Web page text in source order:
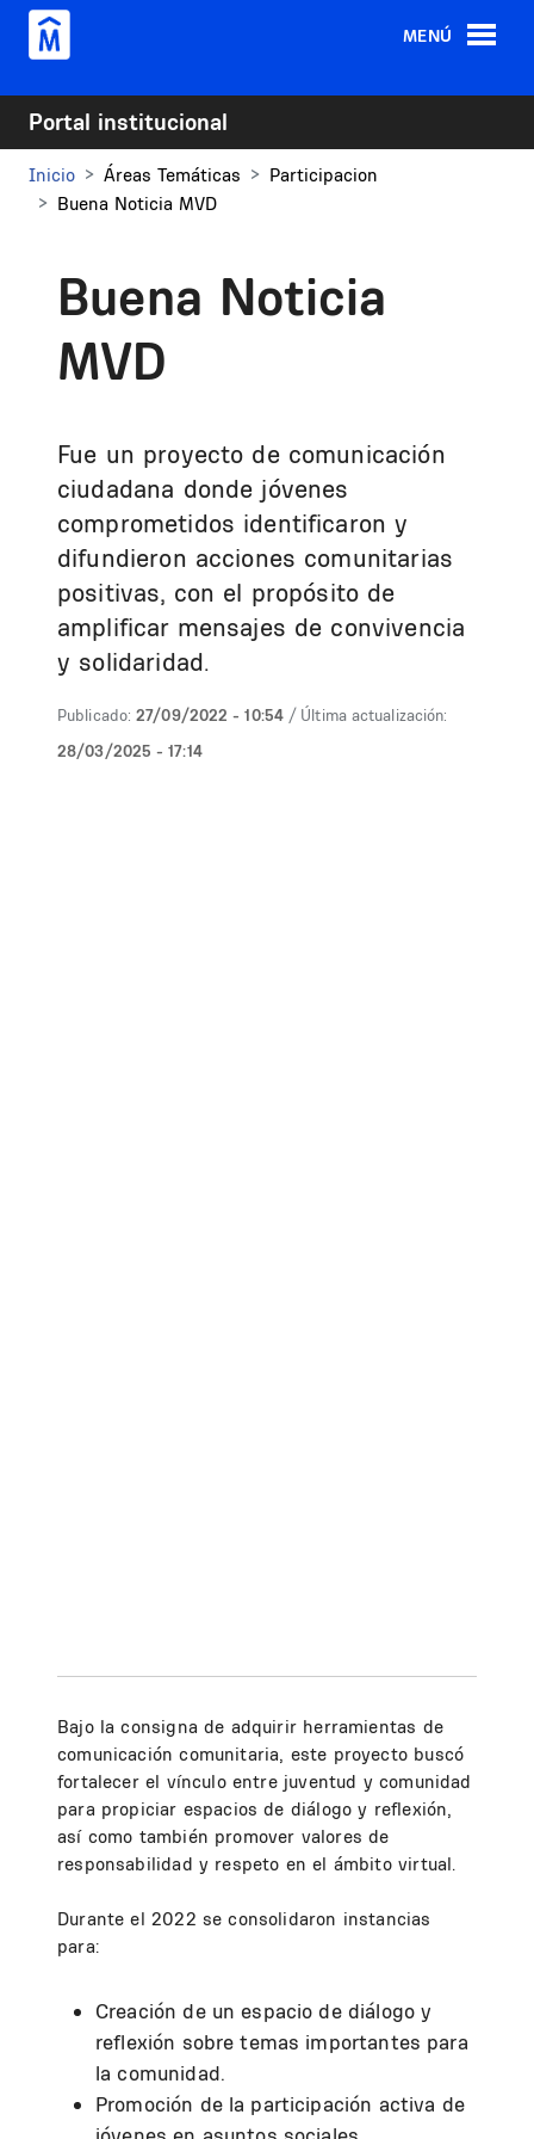
Pasar al contenido principal
MENÚ
Portal institucional
Inicio Áreas Temáticas
Participacion
Buena Noticia MVD
Buena Noticia
MVD
Fue un proyecto de comunicación
ciudadana donde jóvenes
comprometidos identificaron y
difundieron acciones comunitarias
positivas, con el propósito de
amplificar mensajes de convivencia
y solidaridad.
Publicado: 27/09/2022 - 10:54 / Última actualización:
28/03/2025 - 17:14
Bajo la consigna de adquirir herramientas de
comunicación comunitaria, este proyecto buscó
fortalecer el vínculo entre juventud y comunidad
para propiciar espacios de diálogo y reflexión,
así como también promover valores de
responsabilidad y respeto en el ámbito virtual.
Durante el 2022 se consolidaron instancias
para:
Creación de un espacio de diálogo y
reflexión sobre temas importantes para
la comunidad.
Promoción de la participación activa de